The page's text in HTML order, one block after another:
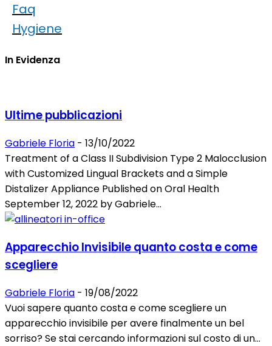
Faq
Hygiene
In Evidenza
Ultime pubblicazioni
Gabriele Floria - 13/10/2022
Treatment of a Class II Subdivision Type 2 Malocclusion
with Customized Lingual Brackets and a Simple
Distalizer Appliance Published on Oral Health
September 12, 2022 by Gabriele...
Apparecchio Invisibile quanto costa e come
scegliere
Gabriele Floria - 19/08/2022
Vuoi sapere quanto costa e come scegliere un
apparecchio invisibile per avere finalmente un bel
sorriso? Se stai cercando informazioni sul costo di un...